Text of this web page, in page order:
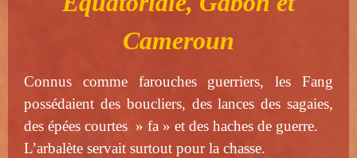
Cameroun
Connus comme farouches guerriers, les Fang
possédaient des boucliers, des lances des sagaies,
des épées courtes » fa » et des haches de guerre.
L’arbalète servait surtout pour la chasse.